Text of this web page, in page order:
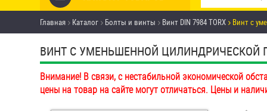
Товары со скидкой
Анкеры
Антивандальный крепёж,
инструмент
Болты и винты
Главная Каталог Болты и винты Винт DIN 7984 TORX Винт с
ВИНТ С УМЕНЬШЕННОЙ ЦИЛИНДРИЧЕСКОЙ
Внимание! В связи, с нестабильной экономической
цены на товар на сайте могут отличаться. Цены и